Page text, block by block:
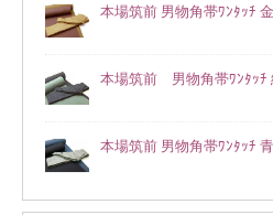
本場筑前 男物角帯ﾜﾝﾀｯﾁ
本場筑前 男物角帯ﾜﾝﾀｯﾁ
本場筑前 男物角帯ﾜﾝﾀｯﾁ